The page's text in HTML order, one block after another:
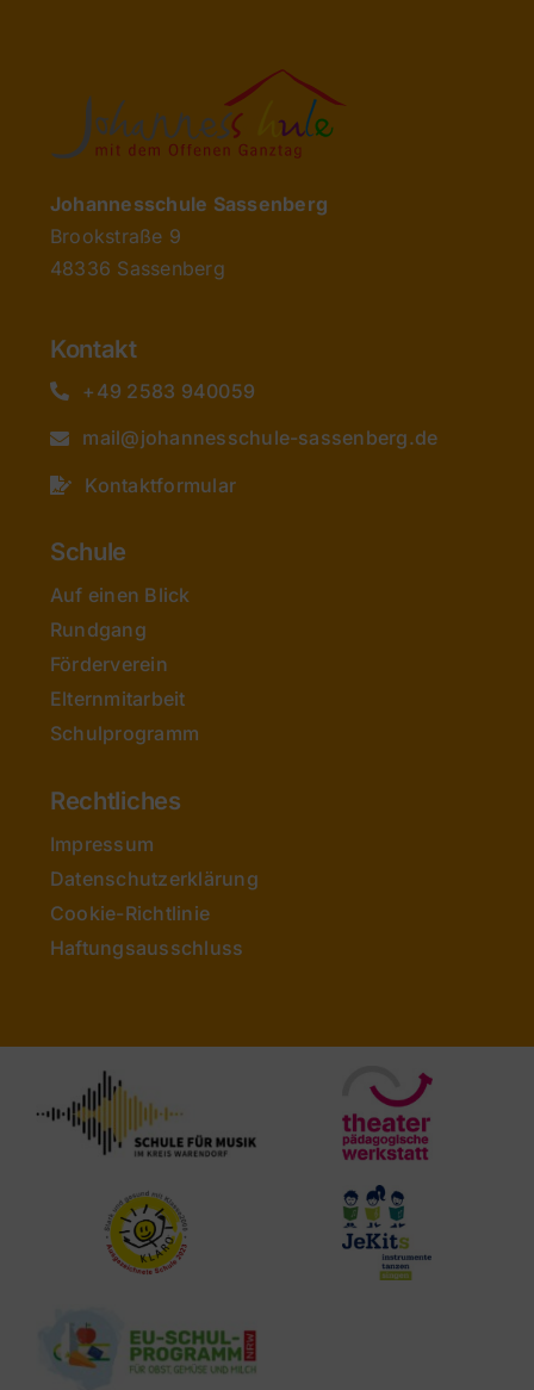
Johannesschule Sassenberg
Brookstraße 9
48336 Sassenberg
Kontakt
+49 2583 940059
mail@johannesschule-sassenberg.de
Kontaktformular
Schule
Auf einen Blick
Rundgang
Förderverein
Elternmitarbeit
Schulprogramm
Rechtliches
Impressum
Datenschutzerklärung
Cookie-Richtlinie
Haftungsausschluss